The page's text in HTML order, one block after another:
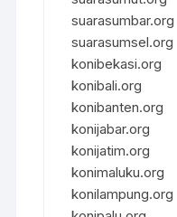
suarasumbar.org
suarasumsel.org
konibekasi.org
konibali.org
konibanten.org
konijabar.org
konijatim.org
konimaluku.org
konilampung.org